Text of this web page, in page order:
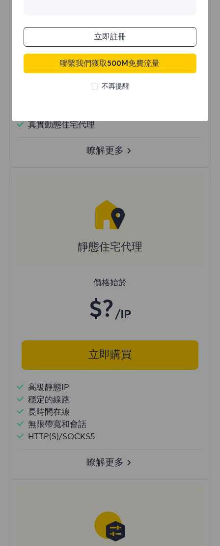
立即購買
真實動態住宅代理
瞭解更多
靜態住宅代理
價格始於
$? /IP
立即購買
高級靜態IP
穩定的線路
長時間在線
無限帶寬和會話
HTTP(S)/SOCKS5
瞭解更多
立即註冊
聯繫我們獲取500M免費流量
不再提醒